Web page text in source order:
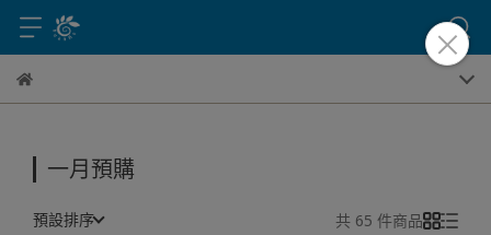
一月預購
預設排序 共 65 件商品